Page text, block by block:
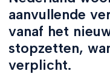
aanvullende
vanaf het
stopzetten,
verplicht.